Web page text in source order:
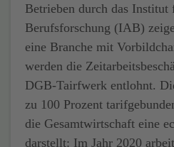
Betrieben durch das
Berufsforschung (IAB)
eine Branche mit
werden die
DGB-Tairfwerk entlohnt.
zu 100 Prozent
die Gesamtwirtschaft eine
darstellt: Im Jahr 2020